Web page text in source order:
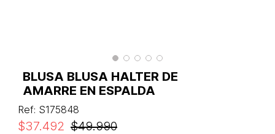
BLUSA BLUSA HALTER DE
AMARRE EN ESPALDA
Ref: S175848
$49.990
$37.492